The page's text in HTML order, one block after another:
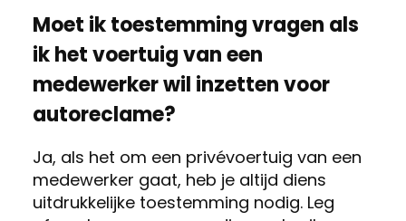
Moet ik toestemming vragen als
ik het voertuig van een
medewerker wil inzetten voor
autoreclame?
Ja, als het om een privévoertuig van een
medewerker gaat, heb je altijd diens
uitdrukkelijke toestemming nodig. Leg